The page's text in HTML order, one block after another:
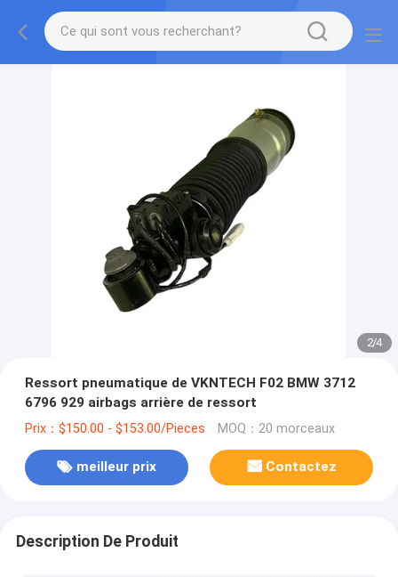
2/4
Ressort pneumatique de VKNTECH F02 BMW 3712
6796 929 airbags arrière de ressort
Prix：$150.00 - $153.00/Pieces MOQ：20 morceaux
meilleur prix Contactez
Description De Produit